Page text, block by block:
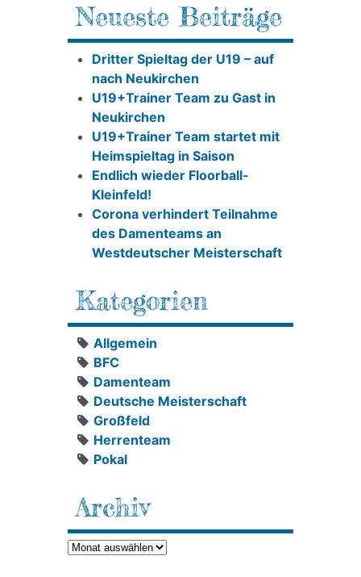
Neueste Beiträge
Dritter Spieltag der U19 – auf
nach Neukirchen
U19+Trainer Team zu Gast in
Neukirchen
U19+Trainer Team startet mit
Heimspieltag in Saison
Endlich wieder Floorball-
Kleinfeld!
Corona verhindert Teilnahme
des Damenteams an
Westdeutscher Meisterschaft
Kategorien
Allgemein
BFC
Damenteam
Deutsche Meisterschaft
Großfeld
Herrenteam
Pokal
Archiv
Archiv